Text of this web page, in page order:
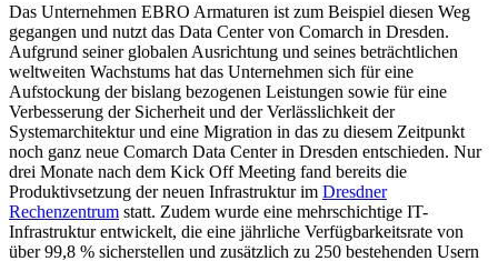
Das Unternehmen EBRO Armaturen ist zum Beispiel diesen Weg
gegangen und nutzt das Data Center von Comarch in Dresden.
Aufgrund seiner globalen Ausrichtung und seines beträchtlichen
weltweiten Wachstums hat das Unternehmen sich für eine
Aufstockung der bislang bezogenen Leistungen sowie für eine
Verbesserung der Sicherheit und der Verlässlichkeit der
Systemarchitektur und eine Migration in das zu diesem Zeitpunkt
noch ganz neue Comarch Data Center in Dresden entschieden. Nur
drei Monate nach dem Kick Off Meeting fand bereits die
Produktivsetzung der neuen Infrastruktur im Dresdner
Rechenzentrum statt. Zudem wurde eine mehrschichtige IT-
Infrastruktur entwickelt, die eine jährliche Verfügbarkeitsrate von
über 99,8 % sicherstellen und zusätzlich zu 250 bestehenden Usern